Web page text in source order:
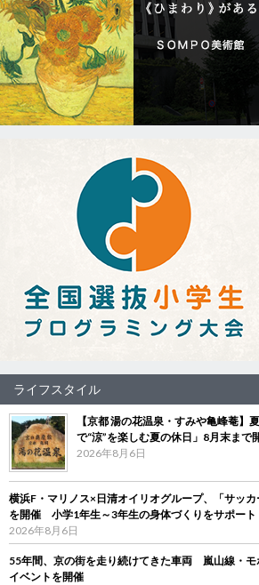
ライフスタイル
【京都 湯の花温泉・すみや亀峰菴】
で“涼”を楽しむ夏の休日」8月末まで
2026年8月6日
横浜F・マリノス×日清オイリオグループ、「サッカ
を開催 小学1年生～3年生の身体づくりをサポート
2026年8月6日
55年間、京の街を走り続けてきた車両 嵐山線・
イベントを開催